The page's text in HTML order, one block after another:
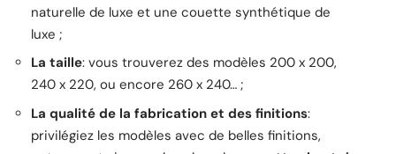
naturelle de luxe et une couette synthétique de
luxe ;
La taille: vous trouverez des modèles 200 x 200,
240 x 220, ou encore 260 x 240… ;
La qualité de la fabrication et des finitions:
privilégiez les modèles avec de belles finitions,